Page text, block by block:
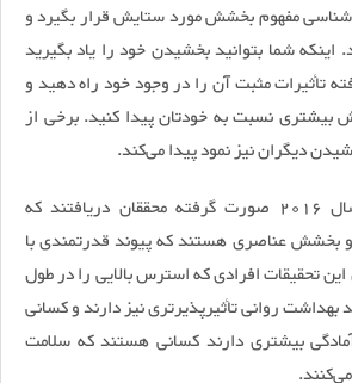
مفهوم بخشش مورد ستایش قرار بگیرد و
اینکه شما بتوانید بخشیدن خود را یاد بگیرید
تأثیرات مثبت آن را در وجود خود راه دهید و
بیشتری نسبت به خودتان پیدا کنید. برخی از
دیگران نیز نمود پیدا می‌کند.
طبق مطالعاتی که در سال 2016 صورت گرفته محققان دریافتند که
بخشش عناصری هستند که پیوند قدرتمندی با
تحقیقات افرادی که استرس بالایی را در طول
بهداشت روانی تأثیرپذیرتری نیز دارند و کسانی
بیشتری دارند کسانی هستند که سلامت